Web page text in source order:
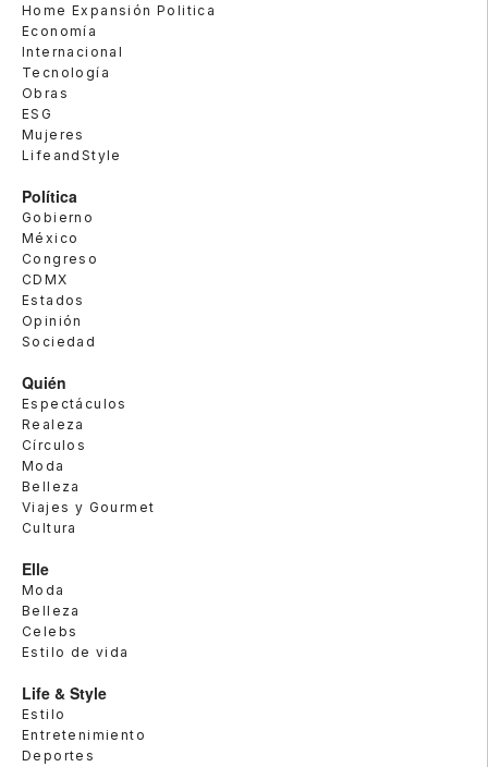
Home Expansión Politica
Economía
Internacional
Tecnología
Obras
ESG
Mujeres
LifeandStyle
Política
Gobierno
México
Congreso
CDMX
Estados
Opinión
Sociedad
Quién
Espectáculos
Realeza
Círculos
Moda
Belleza
Viajes y Gourmet
Cultura
Elle
Moda
Belleza
Celebs
Estilo de vida
Life & Style
Estilo
Entretenimiento
Deportes